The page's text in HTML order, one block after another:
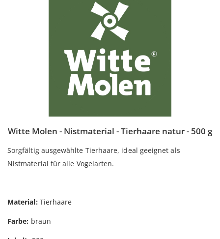
Witte Molen - Nistmaterial - Tierhaare natur - 500 g
Sorgfältig ausgewählte Tierhaare, ideal geeignet als
Nistmaterial für alle Vogelarten.
Material: Tierhaare
Farbe: braun